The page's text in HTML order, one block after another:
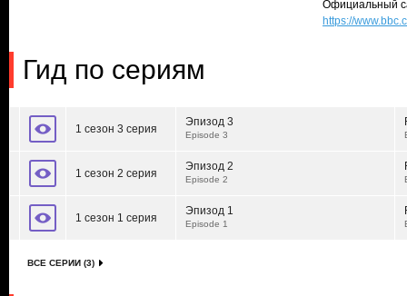
Официальный
https://
Гид по сериям
1 сезон 3 серия
Эпизод 3
Episode 3
1 сезон 2 серия
Эпизод 2
Episode 2
1 сезон 1 серия
Эпизод 1
Episode 1
ВСЕ СЕРИИ (3)